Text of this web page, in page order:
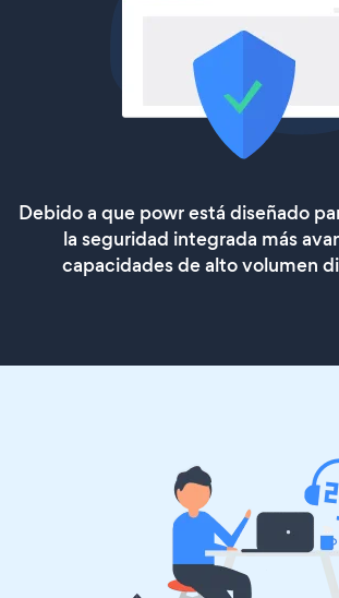
Debido a que powr está diseñado
la seguridad integrada más
capacidades de alto volumen